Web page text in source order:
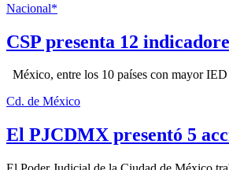
Nacional*
CSP presenta 12
México, entre los 10 países con mayor
Cd. de México
El PJCDMX presentó 5